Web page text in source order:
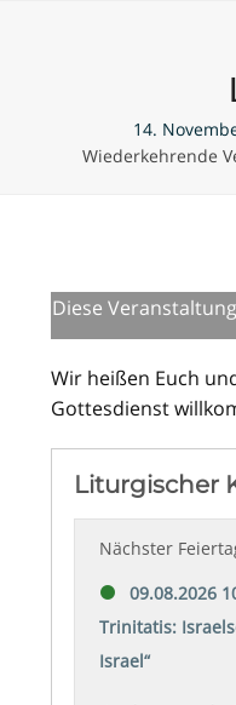
14.
Wiederkehrende
Diese
Wir heißen Euch
Gottesdienst